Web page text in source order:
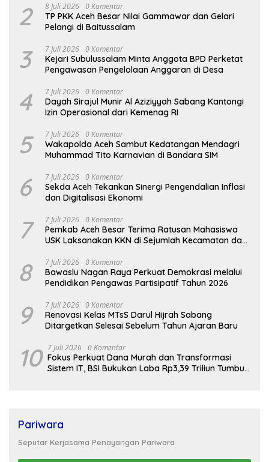
2 8 Juli 2026 0 Komentar
TP PKK Aceh Besar Nilai Gammawar dan Gelari
Pelangi di Baitussalam
3 7 Juli 2026 0 Komentar
Kejari Subulussalam Minta Anggota BPD Perketat
Pengawasan Pengelolaan Anggaran di Desa
4 7 Juli 2026 0 Komentar
Dayah Sirajul Munir Al Aziziyyah Sabang Kantongi
Izin Operasional dari Kemenag RI
5 7 Juli 2026 0 Komentar
Wakapolda Aceh Sambut Kedatangan Mendagri
Muhammad Tito Karnavian di Bandara SIM
6 7 Juli 2026 0 Komentar
Sekda Aceh Tekankan Sinergi Pengendalian Inflasi
dan Digitalisasi Ekonomi
7 7 Juli 2026 0 Komentar
Pemkab Aceh Besar Terima Ratusan Mahasiswa
USK Laksanakan KKN di Sejumlah Kecamatan dan
8 7 Juli 2026 0 Komentar
Bawaslu Nagan Raya Perkuat Demokrasi melalui
Pendidikan Pengawas Partisipatif Tahun 2026
9 7 Juli 2026 0 Komentar
Renovasi Kelas MTsS Darul Hijrah Sabang
Ditargetkan Selesai Sebelum Tahun Ajaran Baru
10 7 Juli 2026 0 Komentar
Fokus Perkuat Dana Murah dan Transformasi
Sistem IT, BSI Bukukan Laba Rp3,39 Triliun Tumbuh
Pariwara
Seputar Kerjasama Penayangan Pariwara